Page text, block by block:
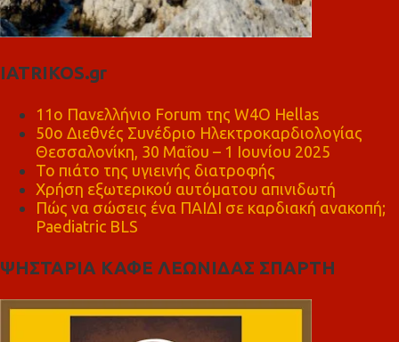
IATRIKOS.gr
11ο Πανελλήνιο Forum της W4O Hellas
50ο Διεθνές Συνέδριο Ηλεκτροκαρδιολογίας
Θεσσαλονίκη, 30 Μαΐου – 1 Ιουνίου 2025
Το πιάτο της υγιεινής διατροφής
Χρήση εξωτερικού αυτόματου απινιδωτή
Πώς να σώσεις ένα ΠΑΙΔΙ σε καρδιακή ανακοπή;
Paediatric BLS
ΨΗΣΤΑΡΙΑ ΚΑΦΕ ΛΕΩΝΙΔΑΣ ΣΠΑΡΤΗ